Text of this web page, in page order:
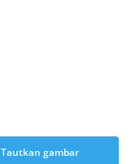
Tautkan gambar